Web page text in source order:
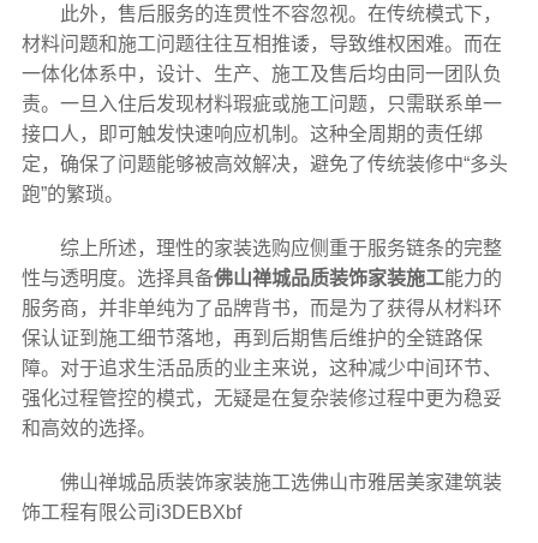
此外，售后服务的连贯性不容忽视。在传统模式下，
材料问题和施工问题往往互相推诿，导致维权困难。而在
一体化体系中，设计、生产、施工及售后均由同一团队负
责。一旦入住后发现材料瑕疵或施工问题，只需联系单一
接口人，即可触发快速响应机制。这种全周期的责任绑
定，确保了问题能够被高效解决，避免了传统装修中“多头
跑”的繁琐。
综上所述，理性的家装选购应侧重于服务链条的完整
性与透明度。选择具备佛山禅城品质装饰家装施工能力的
服务商，并非单纯为了品牌背书，而是为了获得从材料环
保认证到施工细节落地，再到后期售后维护的全链路保
障。对于追求生活品质的业主来说，这种减少中间环节、
强化过程管控的模式，无疑是在复杂装修过程中更为稳妥
和高效的选择。
佛山禅城品质装饰家装施工选佛山市雅居美家建筑装
饰工程有限公司i3DEBXbf